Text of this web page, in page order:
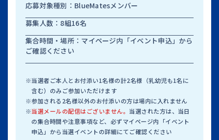
応募対象種別：BlueMatesメンバー
募集人数：8組16名
集合時間・場所：マイページ内「イベント申込」から
ご確認ください
※当選者ご本人とお付添い1名様の計2名様（乳幼児も1名に
含む）のみご参加いただけます
※参加される2名様以外のお付添いの方は場内に入れません
※当選メールの配信はございません。 当選された方は、当日
の集合時間や注意事項など、必ずマイページ内「イベント
申込」から当選イベントの詳細にてご確認ください